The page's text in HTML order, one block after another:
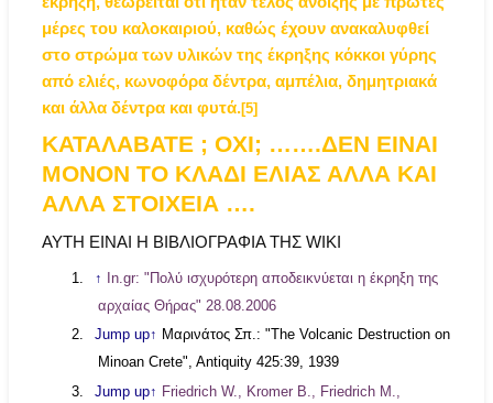
μέρες του καλοκαιριού, καθώς έχουν ανακαλυφθεί
στο στρώμα των υλικών της έκρηξης κόκκοι γύρης
από ελιές, κωνοφόρα δέντρα, αμπέλια, δημητριακά
και άλλα δέντρα και φυτά.[5]
ΚΑΤΑΛΑΒΑΤΕ ; ΟΧΙ; …….ΔΕΝ ΕΙΝΑΙ
ΜΟΝΟΝ ΤΟ ΚΛΑΔΙ ΕΛΙΑΣ ΑΛΛΑ ΚΑΙ
ΑΛΛΑ ΣΤΟΙΧΕΙΑ ….
ΑΥΤΗ ΕΙΝΑΙ Η ΒΙΒΛΙΟΓΡΑΦΙΑ ΤΗΣ WIKI
1. ↑
In.gr: "Πολύ ισχυρότερη αποδεικνύεται η έκρηξη της
αρχαίας Θήρας" 28.08.2006
2.
Jump up↑ Μαρινάτος Σπ.: "The Volcanic Destruction on
Minoan Crete", Antiquity 425:39, 1939
3.
Jump up↑ Friedrich W., Kromer B., Friedrich M.,